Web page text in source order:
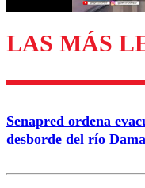
LAS MÁS
Senapred ordena
desborde del río